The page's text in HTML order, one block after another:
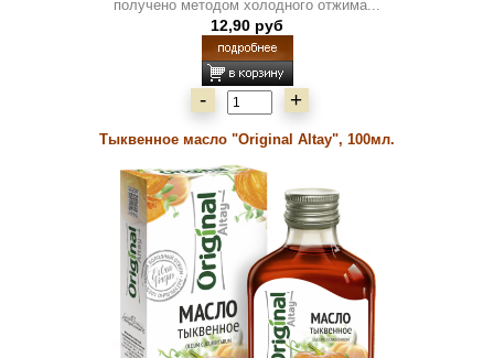
получено методом холодного отжима...
12,90 руб
- +
Тыквенное масло "Original Altay", 100мл.